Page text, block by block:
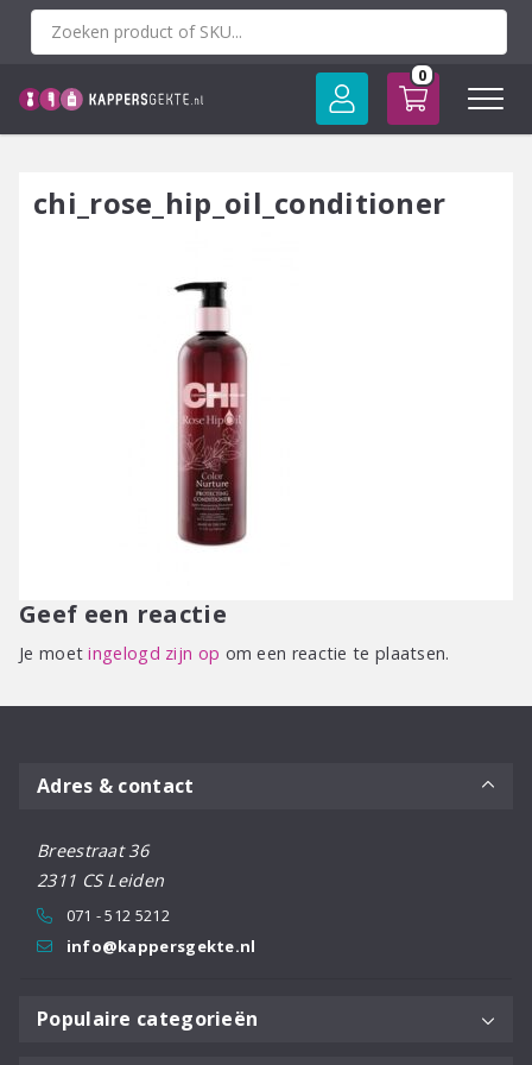
Spring
0
chi_rose_hip_oil_conditioner
Geef een reactie
Je moetingelogd zijn op om een reactie te plaatsen.
Adres & contact
Breestraat 36
2311 CS Leiden
071 - 512 5212
info@kappersgekte.nl
Populaire categorieën